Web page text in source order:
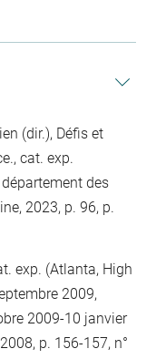
(dir.), Défis et
cat. exp.
des
2023, p. 96, p.
exp. (Atlanta, High
2009,
2009-10 janvier
p. 156-157, n°